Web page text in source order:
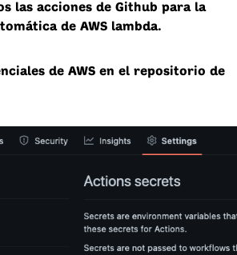
las acciones de Github para la
de AWS lambda.
de AWS en el repositorio de